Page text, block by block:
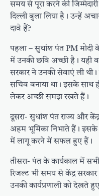
समय से पूरा करने की
दिल्ली बुला लिया है। उन्हें
दावे हैं?
पहला – सुधांश पंत PM
में उनकी छवि अच्छी है। यही
सरकार ने उनकी सेवाएं ली थी।
सचिव बनाया था। इसके साथ
लेकर अच्छी समझ रखते हैं।
दूसरा- सुधांश पंत राज्य और
अहम भूमिका निभाते हैं। इसके
में लागू करने में सफल हुए हैं।
तीसरा- पंत के कार्यकाल में
रिजल्ट भी समय से केंद्र सरकार
उनकी कार्यप्रणाली को देखते